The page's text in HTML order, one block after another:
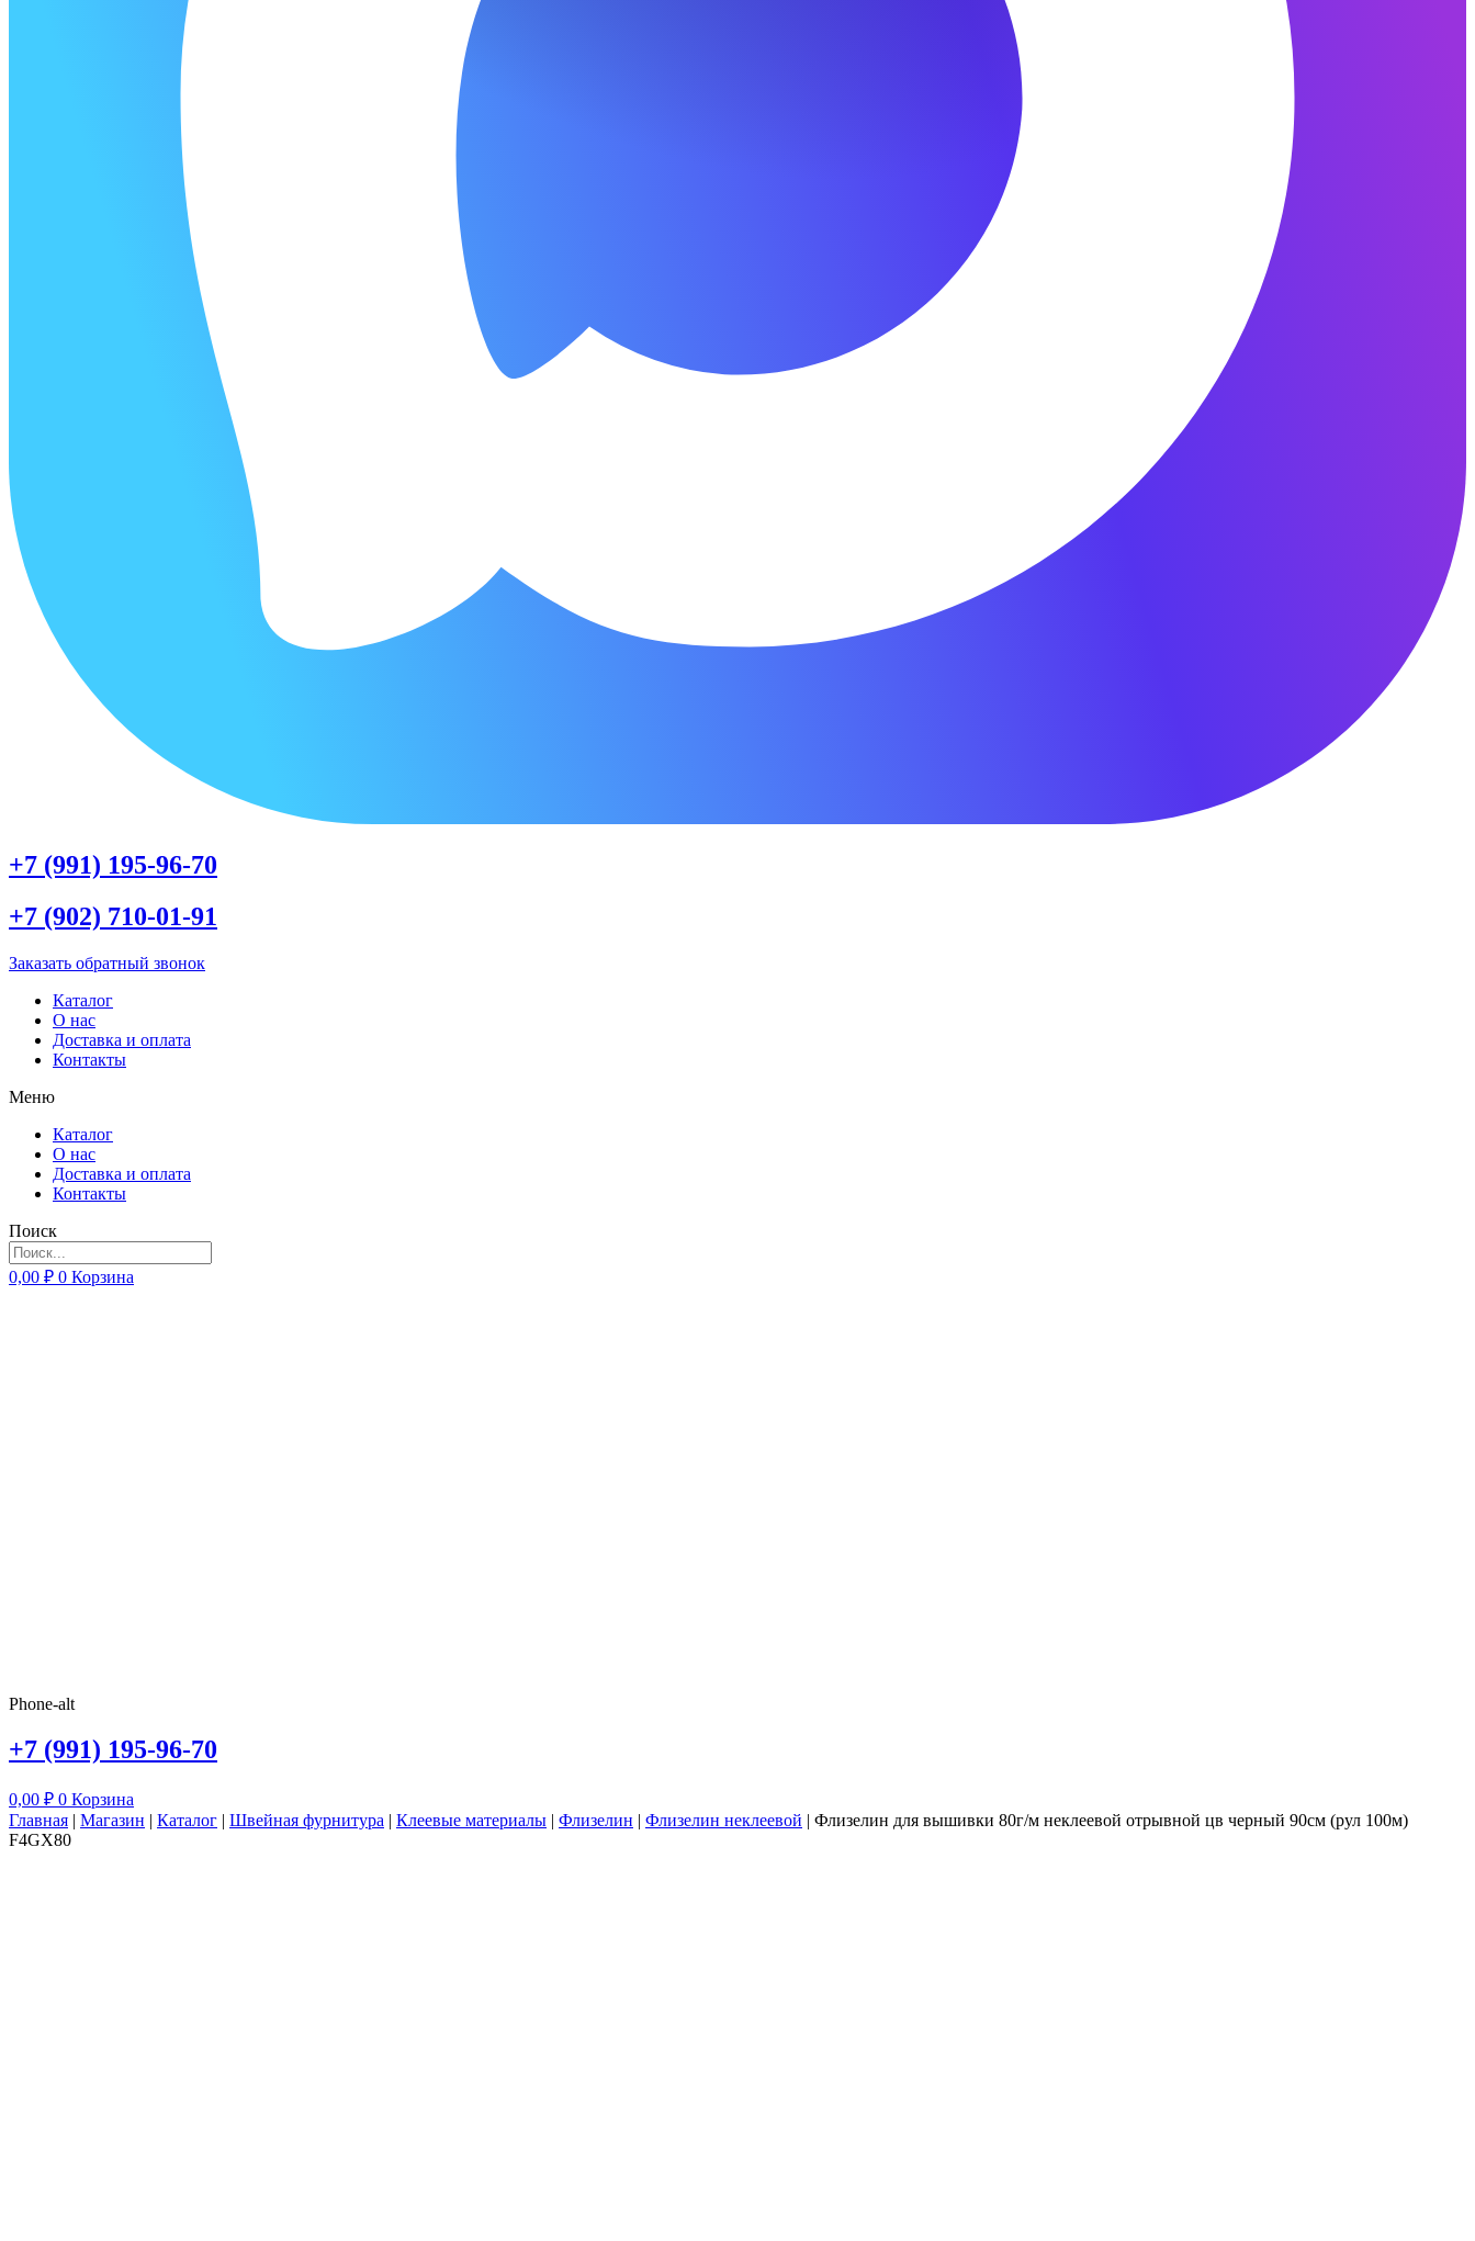
+7 (991) 195-96-70
+7 (902) 710-01-91
Заказать обратный звонок
Каталог
О нас
Доставка и оплата
Контакты
Меню
Каталог
О нас
Доставка и оплата
Контакты
Поиск
0,00 ₽ 0 Корзина
Phone-alt
+7 (991) 195-96-70
0,00 ₽ 0 Корзина
Главная | Магазин | Каталог | Швейная фурнитура | Клеевые материалы | Флизелин | Флизелин неклеевой | Флизелин для вышивки 80г/м неклеевой отрывной цв черный 90см (рул 100м)
F4GX80